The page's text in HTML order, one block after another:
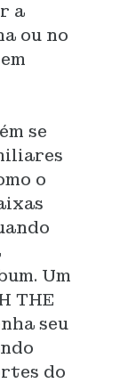
a
ou no
se
o
Um
THE
seu
do